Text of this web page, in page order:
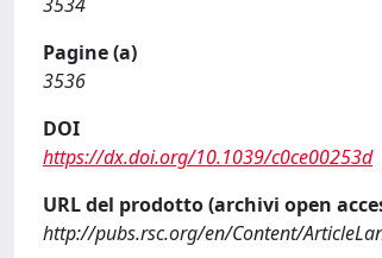
Pagine (a)
3536
DOI
https://dx.doi.org/10.1039/c0ce00253d
URL del prodotto (archivi open
http://pubs.rsc.org/en/Content/